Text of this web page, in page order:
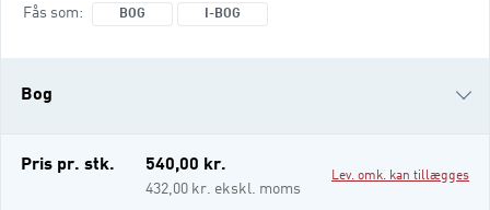
aktuelle udviklinger på området og de mest
indsigter.
Fås som BOG I-BOG
Bog
i-bog
Pris pr. stk. 540,00 kr.
432,00 kr. ekskl. moms
Lev. omk. kan tillægges